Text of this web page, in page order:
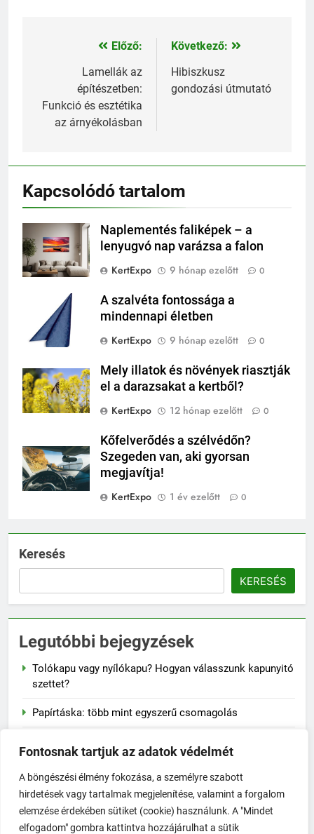
Fontosnak tartjuk az adatok védelmét
A böngészési élmény fokozása, a személyre szabott
hirdetések vagy tartalmak megjelenítése, valamint a forgalom
elemzése érdekében sütiket (cookie) használunk. A "Mindet
elfogadom" gombra kattintva hozzájárulhat a sütik
Bejegyzés
navigáció
Előző:
Lamellák az
építészetben:
Funkció és esztétika
az árnyékolásban
Következő:
Hibiszkusz
gondozási útmutató
Kapcsolódó tartalom
Naplementés faliképek – a
lenyugvó nap varázsa a falon
KertExpo
9 hónap ezelőtt 0
A szalvéta fontossága a
mindennapi életben
KertExpo
9 hónap ezelőtt 0
Mely illatok és növények riasztják
el a darazsakat a kertből?
KertExpo
12 hónap ezelőtt 0
Kőfelverődés a szélvédőn?
Szegeden van, aki gyorsan
megjavítja!
KertExpo
1 év ezelőtt 0
Keresés
KERESÉS
Legutóbbi bejegyzések
Tolókapu vagy nyílókapu? Hogyan válasszunk kapunyitó
szettet?
Papírtáska: több mint egyszerű csomagolás
falon
A szalvéta fontossága a mindennapi életben
Hogyan előzd meg a jojó-effektust fogyás után?